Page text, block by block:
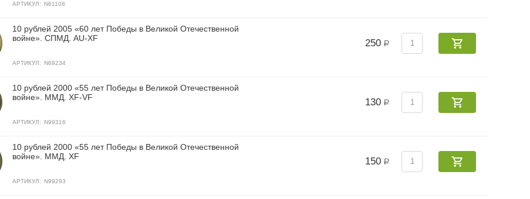
АРТИКУЛ: N61108
10 рублей 2005 «60 лет Победы в Великой Отечественной
войне». СПМД. AU-XF
АРТИКУЛ: N69234
250 Р
10 рублей 2000 «55 лет Победы в Великой Отечественной
войне». ММД. XF-VF
АРТИКУЛ: N99316
130 Р
10 рублей 2000 «55 лет Победы в Великой Отечественной
войне». ММД. XF
АРТИКУЛ: N99293
150 Р